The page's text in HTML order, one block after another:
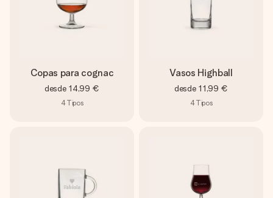
Copas para cognac
desde 14,99 €
4Tipos
Vasos Highball
desde 11,99 €
4Tipos